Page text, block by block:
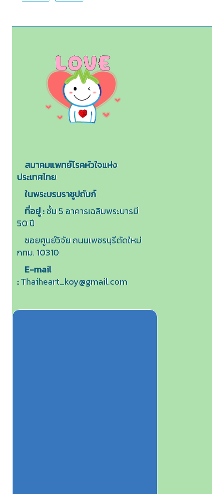
สมาคมแพทย์โรคหัวใจแห่ง
ประเทศไทย
ในพระบรมราชูปถัมภ์
ที่อยู่ :ชั้น 5 อาคารเฉลิมพระบารมี
50 ปี
ซอยศูนย์วิจัย ถนนเพชรบุรีตัดใหม่
กทม. 10310
E-mail
:Thaiheart_koy@gmail.com